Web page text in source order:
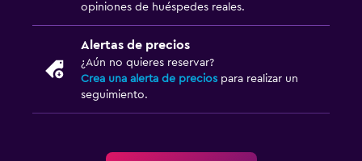
opiniones de huéspedes reales.
Alertas de precios
¿Aún no quieres reservar?
Crea una alerta de precios para realizar un
seguimiento.